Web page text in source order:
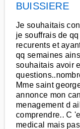
BUISSIERE
Je souhaitais
je souffrais de
recurents et
qq semaines
souhaitais avoir
Mme saint
annonce mon
menagement d
comprendre.. C
medical mais